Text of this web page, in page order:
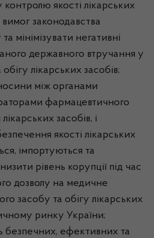
якості лікарських
законодавства
мінімізувати негативні
державного втручання у
лікарських засобів;
між органами
фармацевтичного
засобів, і
якості лікарських
імпортуються та
рівень корупції під час
дозволу на медичне
засобу та обігу лікарських
ринку України;
безпечних, ефективних та